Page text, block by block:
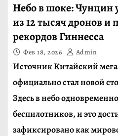
Небо в шоке: Чунцин
из 12 тысяч дронов и
рекордов Гиннесса
Фев 18, 2026 Admin
Источник Китайский
официально стал новой
Здесь в небо
беспилотников, и это
зафиксировано как